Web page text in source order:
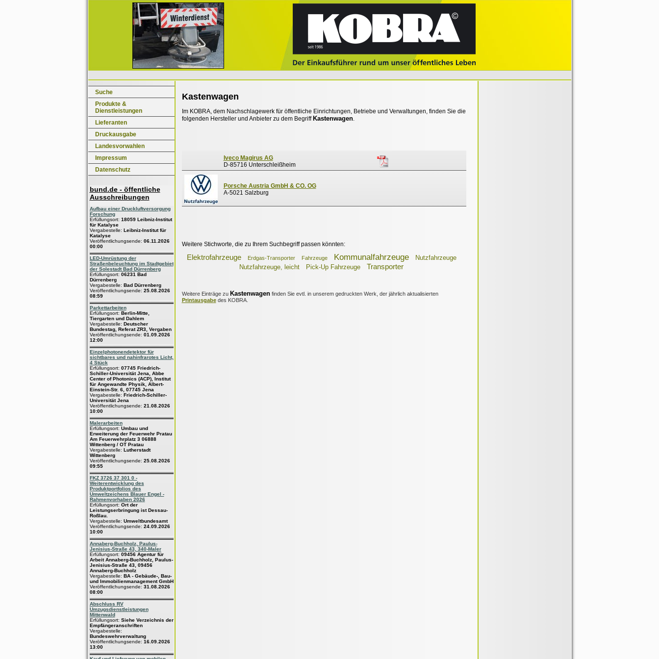
Suche
Produkte &
Dienstleistungen
Lieferanten
Druckausgabe
Landesvorwahlen
Impressum
Datenschutz
bund.de - öffentliche
Ausschreibungen
Aufbau einer Druckluftversorgung
Forschung
Erfüllungsort: 18059 Leibniz-Institut
für Katalyse
Vergabestelle: Leibniz-Institut für
Katalyse
Veröffentlichungsende: 06.11.2026
00:00
LED-Umrüstung der
Straßenbeleuchtung im Stadtgebiet
der Solestadt Bad Dürrenberg
Erfüllungsort: 06231 Bad
Dürrenberg
Vergabestelle: Bad Dürrenberg
Veröffentlichungsende: 25.08.2026
08:59
Parkettarbeiten
Erfüllungsort: Berlin-Mitte,
Tiergarten und Dahlem
Vergabestelle: Deutscher
Bundestag, Referat ZR3, Vergaben
Veröffentlichungsende: 01.09.2026
12:00
Einzelphotonendetektor für
sichtbares und nahinfrarotes Licht,
4 Stück
Erfüllungsort: 07745 Friedrich-
Schiller-Universität Jena, Abbe
Center of Photonics (ACP), Institut
für Angewandte Physik, Albert-
Einstein-Str. 6, 07745 Jena
Vergabestelle: Friedrich-Schiller-
Universität Jena
Veröffentlichungsende: 21.08.2026
10:00
Malerarbeiten
Erfüllungsort: Umbau und
Erweiterung der Feuerwehr Pratau
Am Feuerwehrplatz 3 06888
Wittenberg / OT Pratau
Vergabestelle: Lutherstadt
Wittenberg
Veröffentlichungsende: 25.08.2026
09:55
FKZ 3726 37 301 0 -
Weiterentwicklung des
Produktportfolios des
Umweltzeichens Blauer Engel -
Rahmenvorhaben 2026
Erfüllungsort: Ort der
Leistungserbringung ist Dessau-
Roßlau.
Vergabestelle: Umweltbundesamt
Veröffentlichungsende: 24.09.2026
10:00
Annaberg-Buchholz, Paulus-
Jenisius-Straße 43, 340-Maler
Erfüllungsort: 09456 Agentur für
Arbeit Annaberg-Buchholz, Paulus-
Jenisius-Straße 43, 09456
Annaberg-Buchholz
Vergabestelle: BA - Gebäude-, Bau-
und Immobilienmanagement GmbH
Veröffentlichungsende: 31.08.2026
08:00
Abschluss RV
Umzugsdienstleistungen
Mittenwald
Erfüllungsort: Siehe Verzeichnis der
Empfängeranschriften
Vergabestelle:
Bundeswehrverwaltung
Veröffentlichungsende: 16.09.2026
13:00
Kastenwagen
Im KOBRA, dem Nachschlagewerk für öffentliche Einrichtungen, Betriebe und Verwaltungen, finden Sie die
folgenden Hersteller und Anbieter zu dem Begriff Kastenwagen.
Iveco Magirus AG
D-85716 Unterschleißheim
Porsche Austria GmbH & CO. OG
A-5021 Salzburg
Weitere Stichworte, die zu Ihrem Suchbegriff passen könnten:
Elektrofahrzeuge Erdgas-Transporter Fahrzeuge Kommunalfahrzeuge
Nutzfahrzeuge
Nutzfahrzeuge, leicht
Pick-Up Fahrzeuge Transporter
Weitere Einträge zu Kastenwagenfinden Sie evtl. in unserem gedruckten Werk, der jährlich aktualisierten
Printausgabedes KOBRA.